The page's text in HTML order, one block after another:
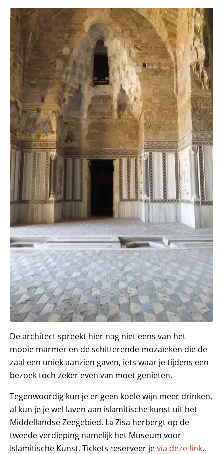
De architect spreekt hier nog niet eens van het
mooie marmer en de schitterende mozaïeken die de
zaal een uniek aanzien gaven, iets waar je tijdens een
bezoek toch zeker even van moet genieten.
Tegenwoordig kun je er geen koele wijn meer drinken,
al kun je je wel laven aan islamitische kunst uit het
Middellandse Zeegebied. La Zisa herbergt op de
tweede verdieping namelijk het Museum voor
Islamitische Kunst. Tickets reserveer jevia deze link.